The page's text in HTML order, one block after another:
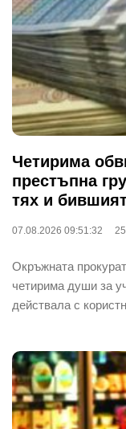
Четирима
престъпна
тях и
07.08.2026 09:51:32
Окръжната
четирима души за
действала с